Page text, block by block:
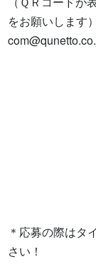
をお願いします
＊応募の際はタ
さい！